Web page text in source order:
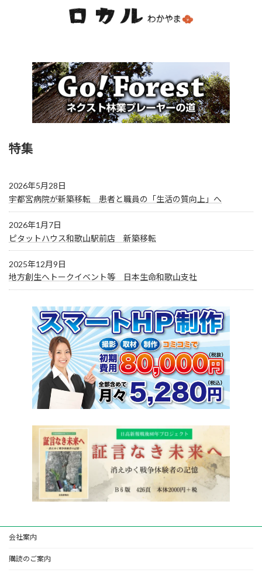
特集
2026年5月28日
宇都宮病院が新築移転 患者と職員の「生活の質向上」へ
2026年1月7日
ピタットハウス和歌山駅前店 新築移転
2025年12月9日
地方創生へトークイベント等 日本生命和歌山支社
会社案内
購読のご案内